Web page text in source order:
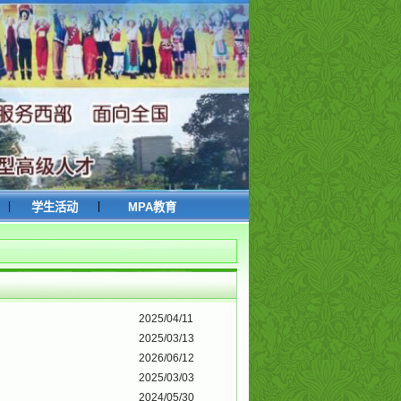
学生活动 MPA教育
2025/04/11
2025/03/13
2026/06/12
2025/03/03
2024/05/30